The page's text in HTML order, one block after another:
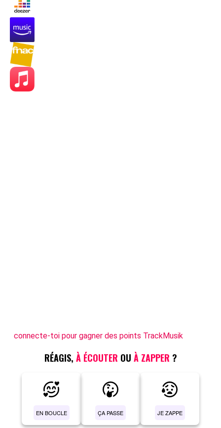
connecte-toi pour gagner des points TrackMusik
RÉAGIS, À ÉCOUTER OU À ZAPPER ?
EN BOUCLE ÇA PASSE JE ZAPPE